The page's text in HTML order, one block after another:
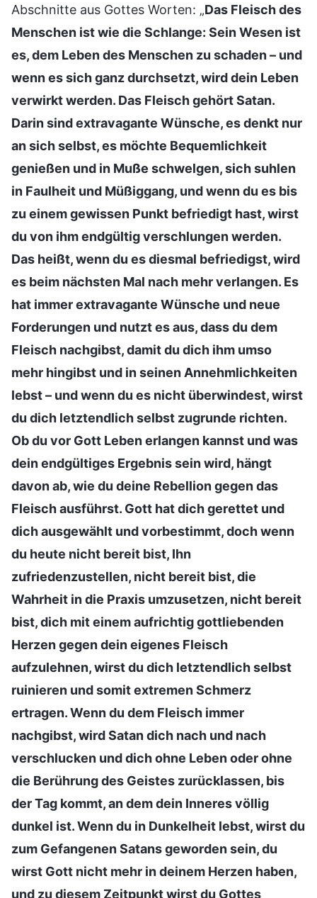
Abschnitte aus Gottes Worten: „Das Fleisch des
Menschen ist wie die Schlange: Sein Wesen ist
es, dem Leben des Menschen zu schaden – und
wenn es sich ganz durchsetzt, wird dein Leben
verwirkt werden. Das Fleisch gehört Satan.
Darin sind extravagante Wünsche, es denkt nur
an sich selbst, es möchte Bequemlichkeit
genießen und in Muße schwelgen, sich suhlen
in Faulheit und Müßiggang, und wenn du es bis
zu einem gewissen Punkt befriedigt hast, wirst
du von ihm endgültig verschlungen werden.
Das heißt, wenn du es diesmal befriedigst, wird
es beim nächsten Mal nach mehr verlangen. Es
hat immer extravagante Wünsche und neue
Forderungen und nutzt es aus, dass du dem
Fleisch nachgibst, damit du dich ihm umso
mehr hingibst und in seinen Annehmlichkeiten
lebst – und wenn du es nicht überwindest, wirst
du dich letztendlich selbst zugrunde richten.
Ob du vor Gott Leben erlangen kannst und was
dein endgültiges Ergebnis sein wird, hängt
davon ab, wie du deine Rebellion gegen das
Fleisch ausführst. Gott hat dich gerettet und
dich ausgewählt und vorbestimmt, doch wenn
du heute nicht bereit bist, Ihn
zufriedenzustellen, nicht bereit bist, die
Wahrheit in die Praxis umzusetzen, nicht bereit
bist, dich mit einem aufrichtig gottliebenden
Herzen gegen dein eigenes Fleisch
aufzulehnen, wirst du dich letztendlich selbst
ruinieren und somit extremen Schmerz
ertragen. Wenn du dem Fleisch immer
nachgibst, wird Satan dich nach und nach
verschlucken und dich ohne Leben oder ohne
die Berührung des Geistes zurücklassen, bis
der Tag kommt, an dem dein Inneres völlig
dunkel ist. Wenn du in Dunkelheit lebst, wirst du
zum Gefangenen Satans geworden sein, du
wirst Gott nicht mehr in deinem Herzen haben,
und zu diesem Zeitpunkt wirst du Gottes